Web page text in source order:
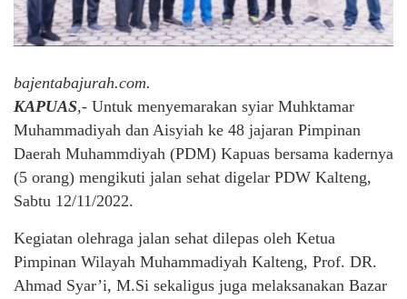
bajentabajurah.com.
KAPUAS,- Untuk menyemarakan syiar Muhktamar
Muhammadiyah dan Aisyiah ke 48 jajaran Pimpinan
Daerah Muhammdiyah (PDM) Kapuas bersama kadernya
(5 orang) mengikuti jalan sehat digelar PDW Kalteng,
Sabtu 12/11/2022.
Kegiatan olehraga jalan sehat dilepas oleh Ketua
Pimpinan Wilayah Muhammadiyah Kalteng, Prof. DR.
Ahmad Syar’i, M.Si sekaligus juga melaksanakan Bazar